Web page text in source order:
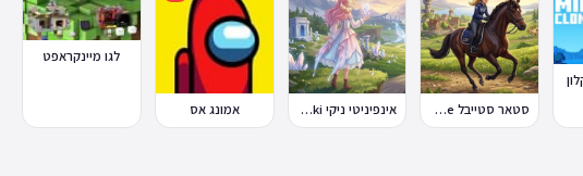
סטאר סטייבל Star Stable Online
אינפיניטי ניקי Infinity Nikki אמונג אס
לגו מיינקראפט